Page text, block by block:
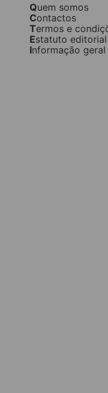
Quem somos
Contactos
Termos e
Estatuto editorial
Informação geral